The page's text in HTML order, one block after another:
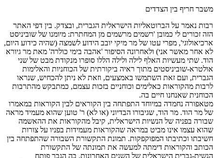
משבר חריף בין הצדדים
רבות נאמר על הברוטאליות הישראלית הגברית, ובצדק. בין דפי האתר
הזה זכורים לי כמובן 'רשמים מרשמים מן המחתרת: מיומנו של שוביניסט
ארכיאולוגי', מפרי עטו של מר מיקי יובב הידוע לשמצה (שהיה כידוע היום,
לא אחר מאשר אני) ולאחרונה הסיפור 'אהבה בימי כולרה' מאת מר גיורא
הוד. שתי מעשיות האלף לילה ולילה הללו סופרו מנקודת מבט של שני
אולטרא-שוביניסטים מתוך ראיה ביקורתית של הכוחניות והאלימות
הגברית, ועם זאת השתמשו באמצעים, וזאת לא ניתן להכחיש, שנראו
לרבות מהקוראות כאלימים וכוחניים בזכות עצמם, כמתבקש מהתרבות
הכוחנית שאנחנו חיים בה.
מטאפורה נחמדה במיוחד התפתחה בין הקוראים לבין הקוראות במאמרו
של מר הוד. מר הוד, שגיבורו הבדיוני (או לא) ר' טוען שהוא מעמיד מראה
שבורה בפניה של הנשיות הישראלית, קיבל מהקוראות את ההאשמה
שהוא עצמו אינו מביט במראה שהקוראות מעמידות בפניו על צורות
חשיבתו וכתיבתו המפוקפקות. תמונת התקשורת השבורה שהתפתחה בין
הכותב והקוראות דימתה למעשה את תמונתה של התקשורת
הנשית-גברית הישראלית של השנים האחרונות, בה הגבר פותח